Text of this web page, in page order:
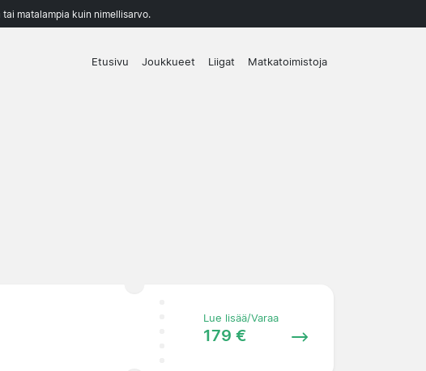
matalampia kuin nimellisarvo.
Etusivu Joukkueet Liigat Matkatoimistoja
Lue lisää/Varaa
179 €